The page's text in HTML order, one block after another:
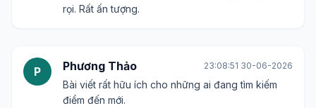
rọi. Rất ấn tượng.
P Phương Thảo 23:08:51 30-06-2026
Bài viết rất hữu ích cho những ai đang tìm kiếm
điểm đến mới.